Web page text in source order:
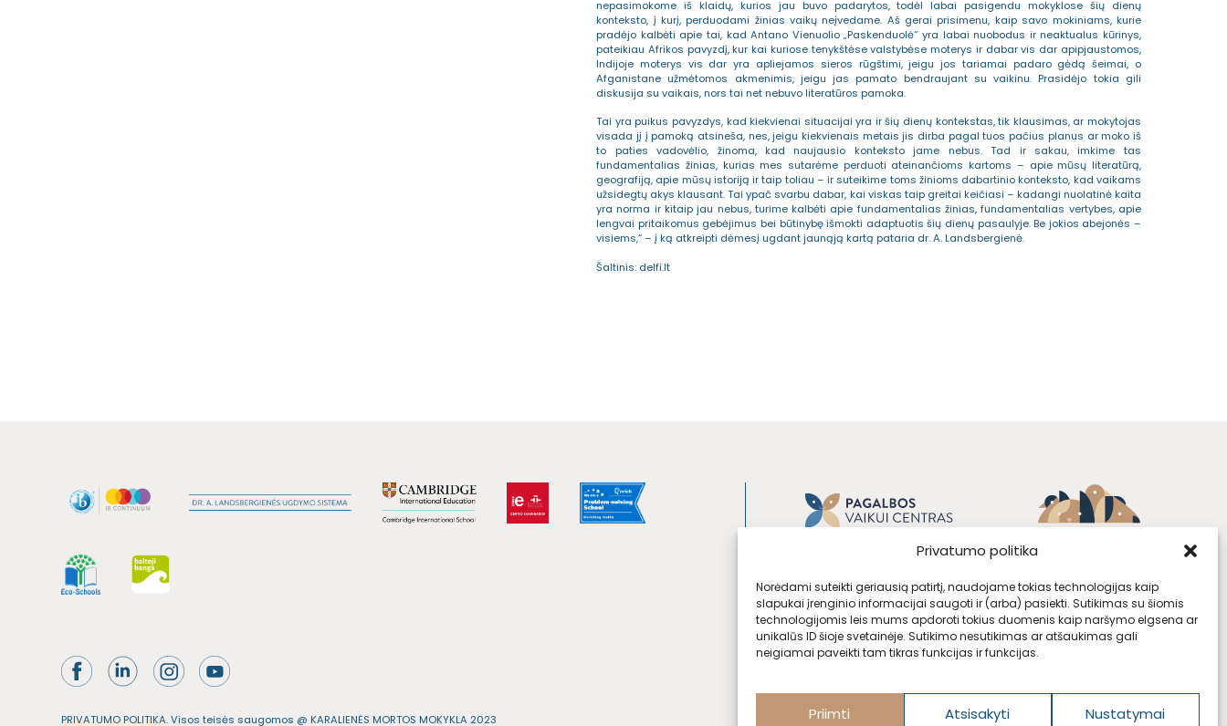
Privatumo politika
Norėdami suteikti geriausią patirtį, naudojame tokias technologijas kaip
slapukai įrenginio informacijai saugoti ir (arba) pasiekti. Sutikimas su šiomis
technologijomis leis mums apdoroti tokius duomenis kaip naršymo elgsena ar
unikalūs ID šioje svetainėje. Sutikimo nesutikimas ar atšaukimas gali
neigiamai paveikti tam tikras funkcijas ir funkcijas.
Priimti Atsisakyti Nustatymai
nepasimokome iš klaidų, kurios jau buvo padarytos, todėl labai pasigendu mokyklose šių dienų
konteksto, į kurį, perduodami žinias vaikų neįvedame. Aš gerai prisimenu, kaip savo mokiniams, kurie
pradėjo kalbėti apie tai, kad Antano Vienuolio „Paskenduolė“ yra labai nuobodus ir neaktualus kūrinys,
pateikiau Afrikos pavyzdį, kur kai kuriose tenykštėse valstybėse moterys ir dabar vis dar apipjaustomos,
Indijoje moterys vis dar yra apliejamos sieros rūgštimi, jeigu jos tariamai padaro gėdą šeimai, o
Afganistane užmėtomos akmenimis, jeigu jas pamato bendraujant su vaikinu. Prasidėjo tokia gili
diskusija su vaikais, nors tai net nebuvo literatūros pamoka.
Tai yra puikus pavyzdys, kad kiekvienai situacijai yra ir šių dienų kontekstas, tik klausimas, ar mokytojas
visada jį į pamoką atsineša, nes, jeigu kiekvienais metais jis dirba pagal tuos pačius planus ar moko iš
to paties vadovėlio, žinoma, kad naujausio konteksto jame nebus. Tad ir sakau, imkime tas
fundamentalias žinias, kurias mes sutarėme perduoti ateinančioms kartoms – apie mūsų literatūrą,
geografiją, apie mūsų istoriją ir taip toliau – ir suteikime toms žinioms dabartinio konteksto, kad vaikams
užsidegtų akys klausant. Tai ypač svarbu dabar, kai viskas taip greitai keičiasi – kadangi nuolatinė kaita
yra norma ir kitaip jau nebus, turime kalbėti apie fundamentalias žinias, fundamentalias vertybes, apie
lengvai pritaikomus gebėjimus bei būtinybę išmokti adaptuotis šių dienų pasaulyje. Be jokios abejonės –
visiems,“ – į ką atkreipti dėmesį ugdant jaunąją kartą pataria dr. A. Landsbergienė.
Šaltinis: delfi.lt
PRIVATUMO POLITIKA. Visos teisės saugomos @ KARALIENĖS MORTOS MOKYKLA 2023